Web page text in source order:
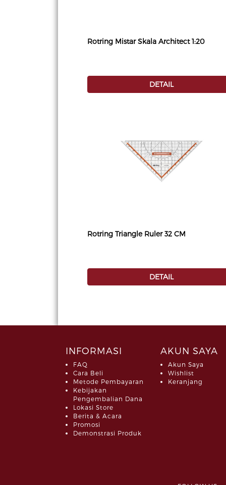
Rotring Mistar Skala Architect 1:20
DETAIL
Rotring Triangle Ruler 32 CM
DETAIL
INFORMASI
FAQ
Cara Beli
Metode Pembayaran
Kebijakan
Pengembalian Dana
Lokasi Store
Berita & Acara
Promosi
Demonstrasi Produk
AKUN SAYA
Akun Saya
Wishlist
Keranjang